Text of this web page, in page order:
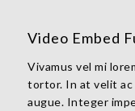
Video Embed
Vivamus vel mi
tortor. In at velit
augue. Integer